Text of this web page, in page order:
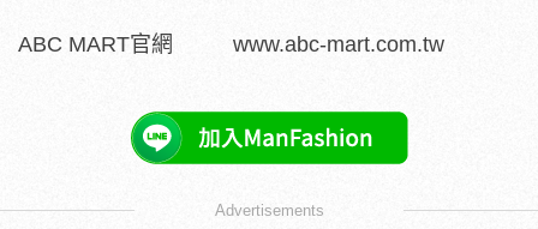
ABC MART官網 www.abc-mart.com.tw
Advertisements